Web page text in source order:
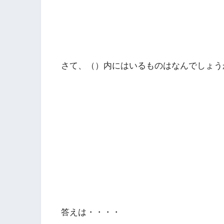
さて、（）内にはいるものはなんでしょ
答えは・・・・